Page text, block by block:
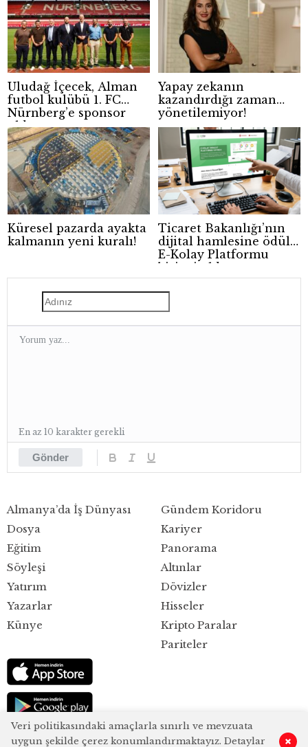
0
Uludağ İçecek, Alman
futbol kulübü 1. FC
Nürnberg’e sponsor
oldu
Yapay zekanın
kazandırdığı zaman
yönetilemiyor!
Küresel pazarda ayakta
kalmanın yeni kuralı!
Ticaret Bakanlığı’nın
dijital hamlesine ödül:
E-Kolay Platformu
birinci oldu
Gönder
En az 10 karakter gerekli
Almanya’da İş Dünyası
Dosya
Eğitim
Gündem Koridoru
Kariyer
Panorama
Söyleşi
Yatırım
Yazarlar
Künye
Altınlar
Dövizler
Hisseler
Kripto Paralar
Pariteler
Veri politikasındaki amaçlarla sınırlı ve mevzuata
uygun şekilde çerez konumlandırmaktayız. Detaylar